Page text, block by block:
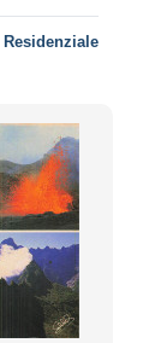
Residenziale